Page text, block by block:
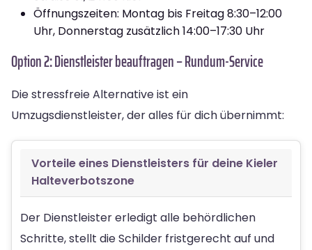
Öffnungszeiten: Montag bis Freitag 8:30–12:00
Uhr, Donnerstag zusätzlich 14:00–17:30 Uhr
Option 2: Dienstleister beauftragen – Rundum-Service
Die stressfreie Alternative ist ein
Umzugsdienstleister, der alles für dich übernimmt:
Vorteile eines Dienstleisters für deine Kieler
Halteverbotszone
Der Dienstleister erledigt alle behördlichen
Schritte, stellt die Schilder fristgerecht auf und